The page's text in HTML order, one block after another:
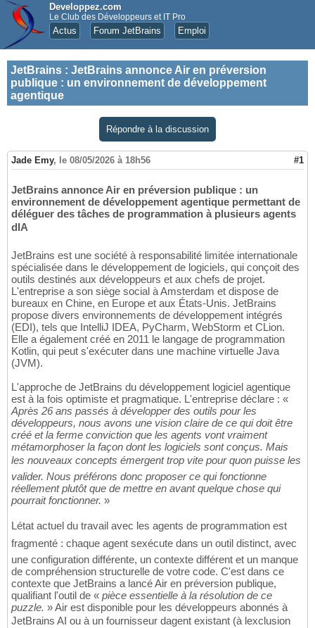
Developpez.com
Le Club des Développeurs et IT Pro
Actus Forum JetBrains Emploi
JetBrains : JetBrains annonce Air en préversion
publique : un environnement de développement
agentique
Répondre à la discussion
Jade Emy, le 08/05/2026 à 18h56 #1
JetBrains annonce Air en préversion publique : un
environnement de développement agentique permettant de
déléguer des tâches de programmation à plusieurs agents
dIA
JetBrains est une société à responsabilité limitée internationale
spécialisée dans le développement de logiciels, qui conçoit des
outils destinés aux développeurs et aux chefs de projet.
L'entreprise a son siège social à Amsterdam et dispose de
bureaux en Chine, en Europe et aux États-Unis. JetBrains
propose divers environnements de développement intégrés
(EDI), tels que IntelliJ IDEA, PyCharm, WebStorm et CLion.
Elle a également créé en 2011 le langage de programmation
Kotlin, qui peut s'exécuter dans une machine virtuelle Java
(JVM).
L'approche de JetBrains du développement logiciel agentique
est à la fois optimiste et pragmatique. L'entreprise déclare : «
Après 26 ans passés à développer des outils pour les
développeurs, nous avons une vision claire de ce qui doit être
créé et la ferme conviction que les agents vont vraiment
métamorphoser la façon dont les logiciels sont conçus. Mais
les nouveaux concepts émergent trop vite pour quon puisse les
valider. Nous préférons donc proposer ce qui fonctionne
réellement plutôt que de mettre en avant quelque chose qui
pourrait fonctionner. »
Létat actuel du travail avec les agents de programmation est
fragmenté : chaque agent sexécute dans un outil distinct, avec
une configuration différente, un contexte différent et un manque
de compréhension structurelle de votre code. C'est dans ce
contexte que JetBrains a lancé Air en préversion publique,
qualifiant l'outil de « pièce essentielle à la résolution de ce
puzzle. » Air est disponible pour les développeurs abonnés à
JetBrains AI ou à un fournisseur dagent existant (à lexclusion